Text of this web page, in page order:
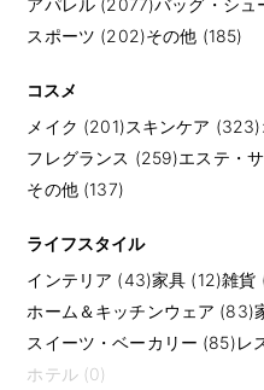
スポーツ (202)その他 (185)
コスメ
メイク (201)スキンケア (323)
フレグランス (259)エステ・
その他 (137)
ライフスタイル
インテリア (43)家具 (12)雑貨
ホーム＆キッチンウェア (83)
スイーツ・ベーカリー (85)レ
ホテル (0)